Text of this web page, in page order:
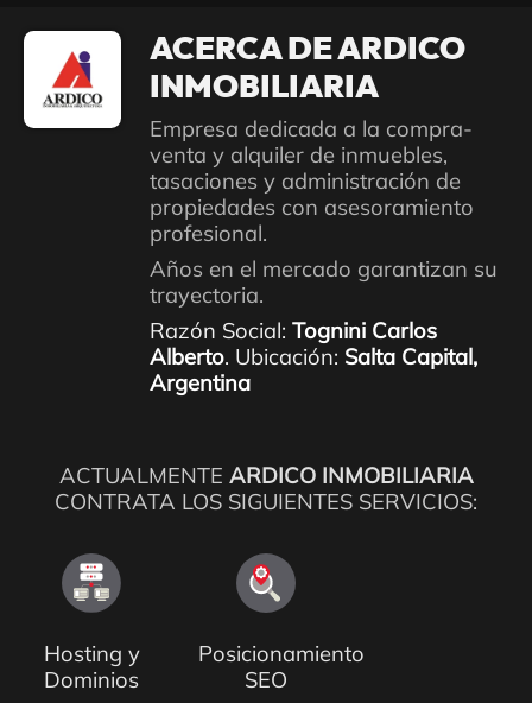
ACERCA DE ARDICO
INMOBILIARIA
Empresa dedicada a la compra-
venta y alquiler de inmuebles,
tasaciones y administración de
propiedades con asesoramiento
profesional.
Años en el mercado garantizan su
trayectoria.
Razón Social: Tognini Carlos
Alberto. Ubicación: Salta Capital,
Argentina
ACTUALMENTE ARDICO INMOBILIARIA
CONTRATA LOS SIGUIENTES SERVICIOS:
Hosting y
Dominios
Posicionamiento
SEO